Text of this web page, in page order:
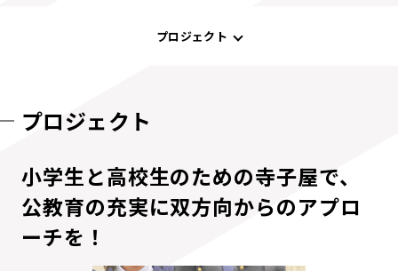
プロジェクト
プロジェクト
小学生と高校生のための寺子屋で、
公教育の充実に双方向からのアプロ
ーチを！